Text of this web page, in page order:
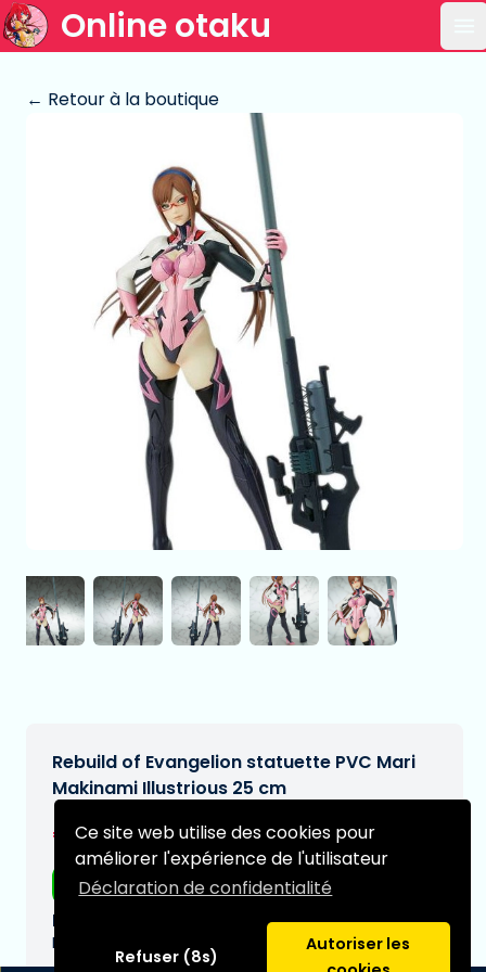
Ce site web utilise des cookies pour
améliorer l'expérience de l'utilisateur
Déclaration de confidentialité
Refuser (8s)
Autoriser les
Online otaku
← Retour à la boutique
Rebuild of Evangelion statuette PVC Mari
Makinami Illustrious 25 cm
€184,99[Sous réserve de modifications]
Livraison gratuite
Date de livraison prévue:
N/A